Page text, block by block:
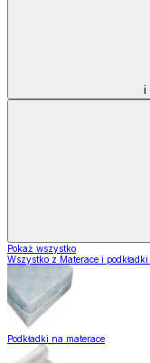
i
Pokaż wszystko
Wszystko z Materace i
Podkładki na materace